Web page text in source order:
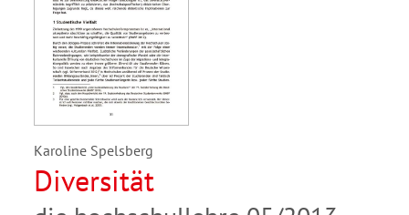
Karoline Spelsberg
Diversität